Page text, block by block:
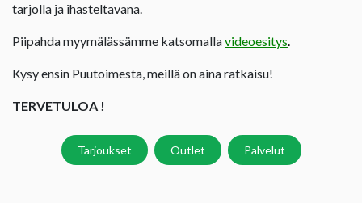
tarjolla ja ihasteltavana.
Piipahda myymälässämme katsomallavideoesitys.
Kysy ensin Puutoimesta, meillä on aina ratkaisu!
TERVETULOA !
Tarjoukset Outlet Palvelut